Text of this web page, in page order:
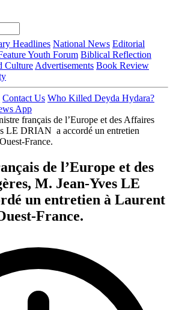
Headlines National News Editorial
Youth Forum Biblical Reflection
Culture Advertisements Book Review
Contact Us Who Killed Deyda Hydara?
App
français de l’Europe et des Affaires
LE DRIAN a accordé un entretien
France.
de l’Europe et des
M. Jean-Yves LE
un entretien à Laurent
France.